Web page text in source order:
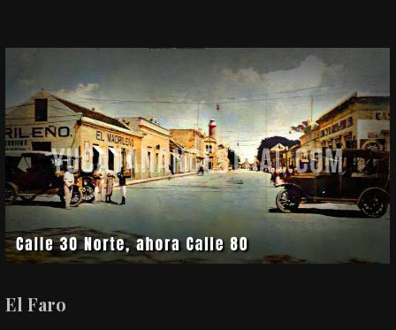
El Faro